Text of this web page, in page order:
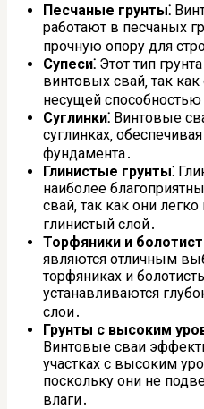
Песчаные грунты⁚
работают в песчаных
прочную опору для
Супеси⁚ Этот тип
винтовых свай‚ так
несущей
Суглинки⁚ Винтовые
суглинках‚
фундамента․
Глинистые грунты⁚
наиболее
свай‚ так как они
глинистый слой․
Торфяники и
являются отличным
торфяниках и
устанавливаются
слои․
Грунты с высоким
Винтовые сваи
участках с высоким
поскольку они не
влаги․